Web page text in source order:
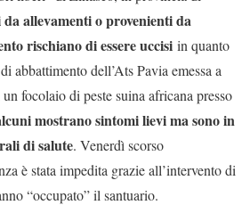
allevamenti o provenienti da
rischiano di essere uccisi in quanto
abbattimento dell’Ats Pavia emessa a
focolaio di peste suina africana presso
mostrano sintomi lievi ma sono in
di salute. Venerdì scorso
è stata impedita grazie all’intervento di
“occupato” il santuario.